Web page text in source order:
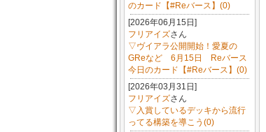
のカード【#Reバース】(0)
[2026年06月15日]
フリアイズさん
▽ヴイアラ公開開始！愛夏の
GReなど 6月15日 Reバース
今日のカード【#Reバース】(0)
[2026年03月31日]
フリアイズさん
▽入賞しているデッキから流行
ってる構築を導こう(0)